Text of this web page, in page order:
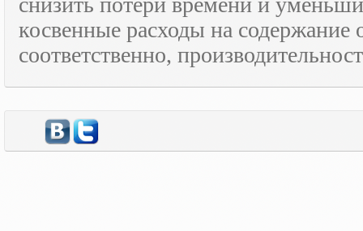
косвенные расходы на
соответственно,